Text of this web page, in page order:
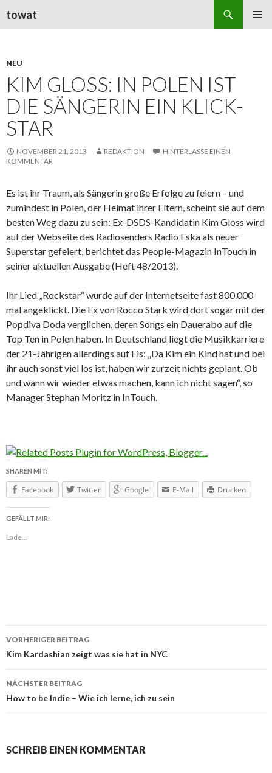
towat
NEU
KIM GLOSS: IN POLEN IST
DIE SÄNGERIN EIN KLICK-
STAR
NOVEMBER 21, 2013 REDAKTION
HINTERLASSE EINEN
KOMMENTAR
Es ist ihr Traum, als Sängerin große Erfolge zu feiern – und
zumindest in Polen, der Heimat ihrer Eltern, scheint sie auf dem
besten Weg dazu zu sein: Ex-DSDS-Kandidatin Kim Gloss wird
auf der Webseite des Radiosenders Radio Eska als neuer
Superstar gefeiert, berichtet das People-Magazin InTouch in
seiner aktuellen Ausgabe (Heft 48/2013).
Ihr Lied „Rockstar“ wurde auf der Internetseite fast 800.000-
mal angeklickt. Die Ex von Rocco Stark wird dort sogar mit der
Popdiva Doda verglichen, deren Songs ein Dauerabo auf die
Top Ten in Polen haben. In Deutschland liegt die Musikkarriere
der 21-Jährigen allerdings auf Eis: „Da Kim ein Kind hat und bei
ihr auch sonst viel los ist, haben wir zurzeit nichts geplant. Ob
und wann wir wieder etwas machen, kann ich nicht sagen“, so
Manager Stephan Moritz in InTouch.
SHAREN MIT:
Facebook Twitter Google E-Mail Drucken
GEFÄLLT MIR:
Lade...
Beitragsnavigation
VORHERIGER BEITRAG
Kim Kardashian zeigt was sie hat in NYC
NÄCHSTER BEITRAG
How to be Indie – Wie ich lerne, ich zu sein
SCHREIB EINEN KOMMENTAR